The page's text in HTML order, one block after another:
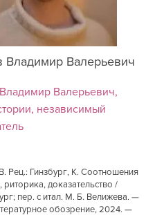
Владимир Валерьевич
Валерьевич,
независимый
Рец.: Гинзбург, К. Соотношения
риторика, доказательство /
пер. с итал. М. Б. Велижева. —
обозрение, 2024. —